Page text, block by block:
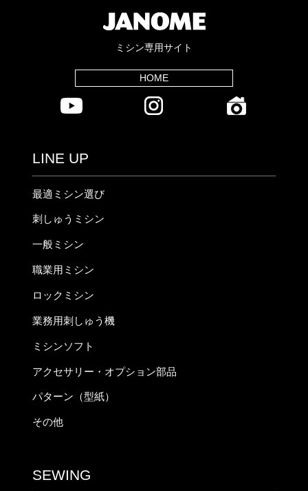
ミシン専用サイト
HOME
LINE UP
最適ミシン選び
刺しゅうミシン
一般ミシン
職業用ミシン
ロックミシン
業務用刺しゅう機
ミシンソフト
アクセサリー・オプション部品
パターン（型紙）
その他
SEWING